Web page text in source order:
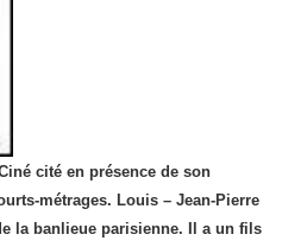
cité en présence de son
métrages. Louis – Jean-Pierre
la banlieue parisienne. Il a un fils